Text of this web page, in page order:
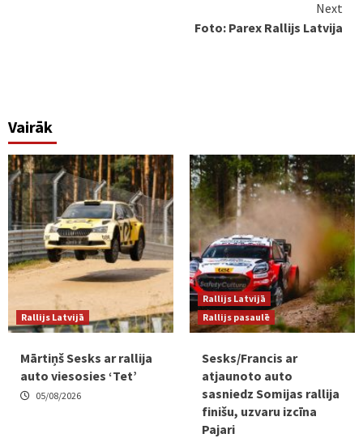
Next
Foto: Parex Rallijs Latvija
Vairāk
Rallijs Latvijā
Mārtiņš Sesks ar rallija
auto viesosies ‘Tet’
05/08/2026
Rallijs Latvijā
Rallijs pasaulē
Sesks/Francis ar
atjaunoto auto
sasniedz Somijas rallija
finišu, uzvaru izcīna
Pajari